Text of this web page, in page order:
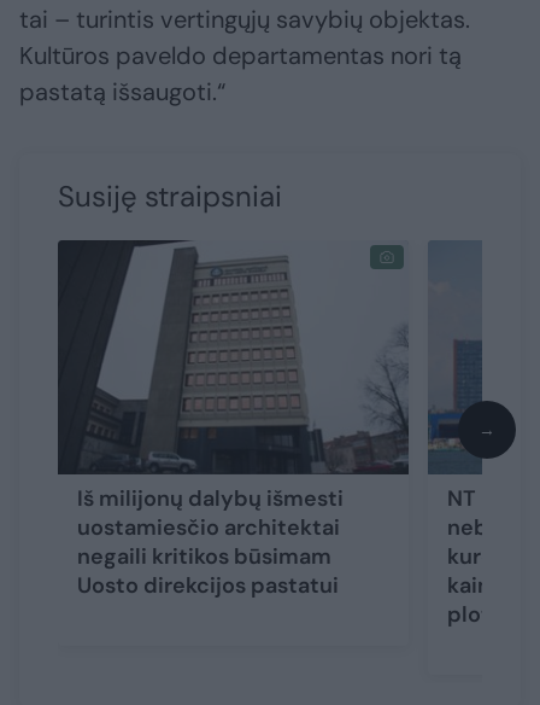
tai – turintis vertingųjų savybių objektas.
Kultūros paveldo departamentas nori tą
pastatą išsaugoti.“
Susiję straipsniai
Iš milijonų dalybų išmesti
uostamiesčio architektai
negaili kritikos būsimam
Uosto direkcijos pastatui
NT
plotus
→